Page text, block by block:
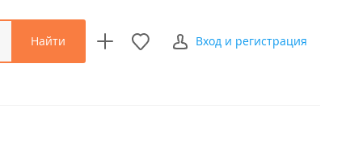
Найти Вход и регистрация